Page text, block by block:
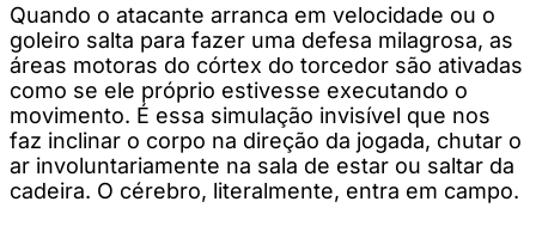
Quando o atacante arranca em velocidade ou o
goleiro salta para fazer uma defesa milagrosa, as
áreas motoras do córtex do torcedor são ativadas
como se ele próprio estivesse executando o
movimento. É essa simulação invisível que nos
faz inclinar o corpo na direção da jogada, chutar o
ar involuntariamente na sala de estar ou saltar da
cadeira. O cérebro, literalmente, entra em campo.